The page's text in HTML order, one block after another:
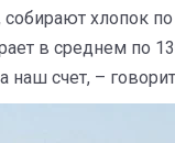
хлопок
в среднем по
наш счет, –